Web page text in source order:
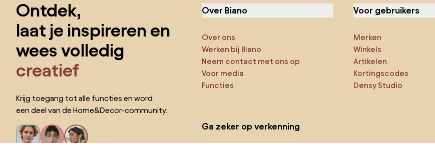
Ontdek,
laat je inspireren en
wees volledig
creatief
Krijg toegang tot alle functies en word
een deel van de Home&Decor-community.
Over Biano
Over ons
Werken bij Biano
Neem contact met ons op
Voor media
Functies
Voor gebruikers
Merken
Winkels
Artikelen
Kortingscodes
Densy Studio
Ga zeker op verkenning